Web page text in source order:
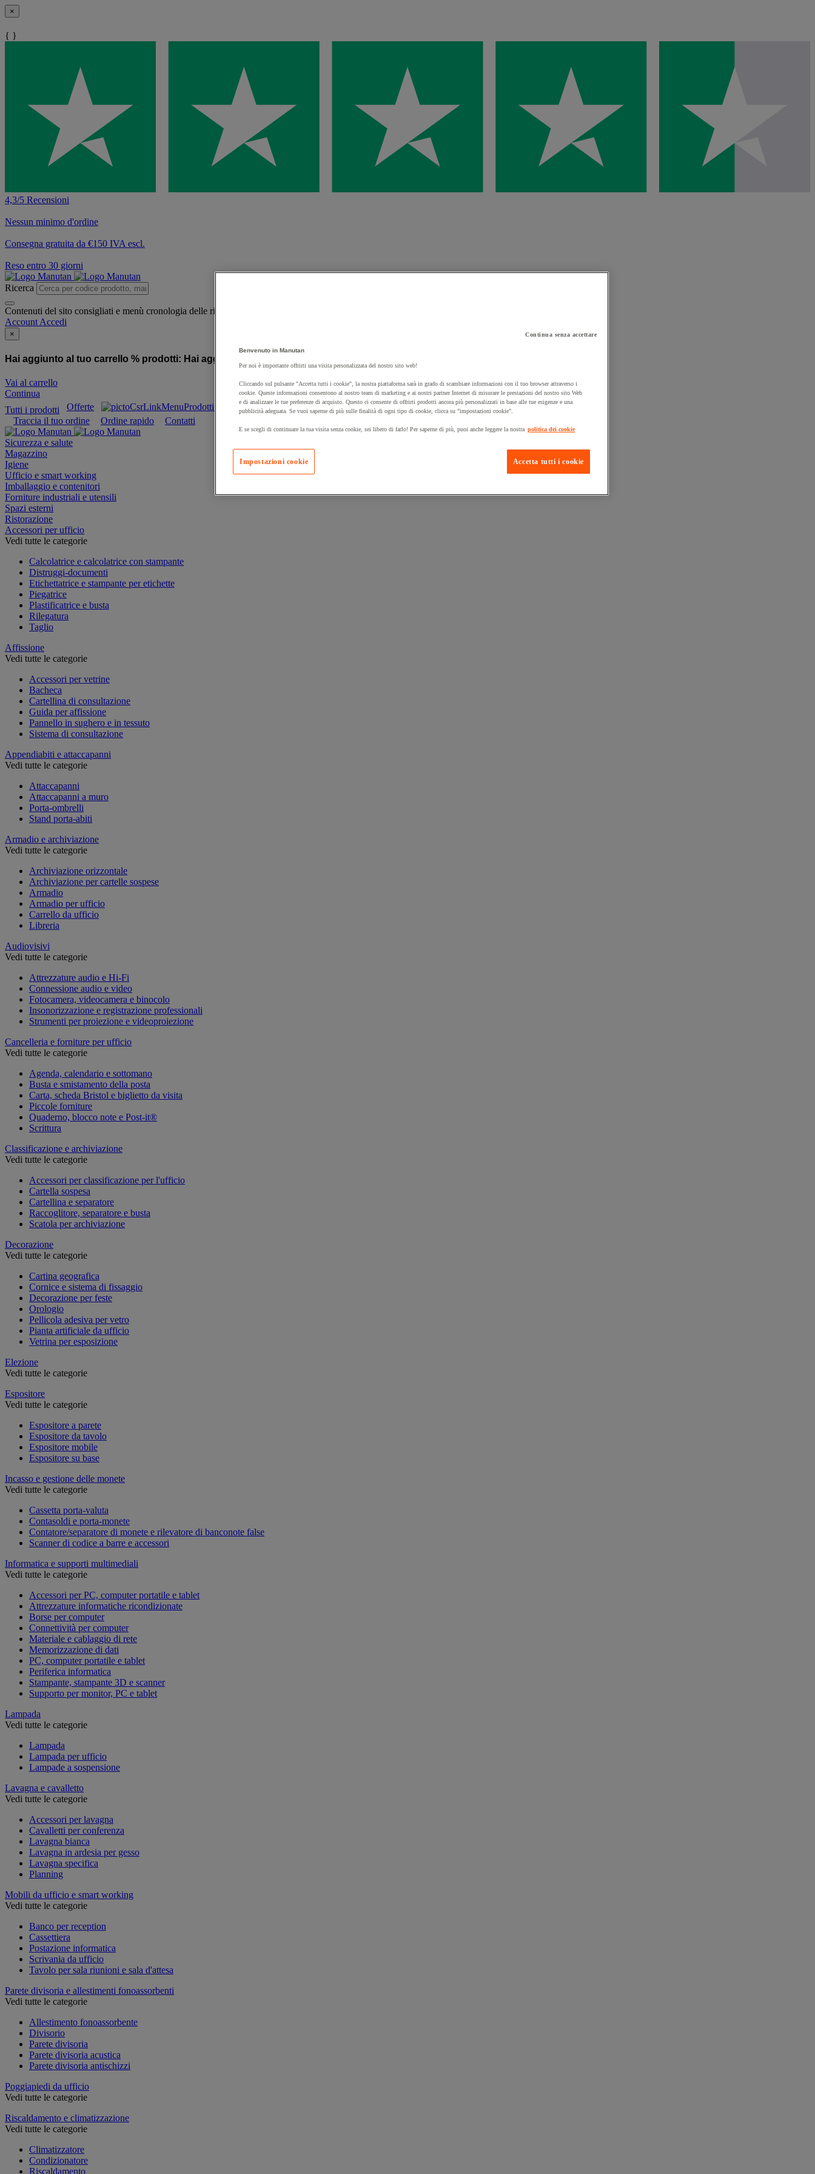
×
{ }
4,3/5 Recensioni
Nessun minimo d'ordine
Consegna gratuita da €150 IVA escl.
Reso entro 30 giorni
Ricerca
Contenuti del sito consigliati e menù cronologia delle ricerche
Account Accedi
×
Hai aggiunto al tuo carrello % prodotti: Hai aggiunto al tuo carrello un prodotto:
Vai al carrello
Continua
Tutti i prodotti
Offerte Prodotti sostenibili Manutan Expert
Prodotti in pronta consegna
Traccia il tuo ordine
Ordine rapido Contatti
Sicurezza e salute
Magazzino
Igiene
Ufficio e smart working
Imballaggio e contenitori
Forniture industriali e utensili
Spazi esterni
Ristorazione
Accessori per ufficio
Vedi tutte le categorie
Calcolatrice e calcolatrice con stampante
Distruggi-documenti
Etichettatrice e stampante per etichette
Piegatrice
Plastificatrice e busta
Rilegatura
Taglio
Affissione
Vedi tutte le categorie
Accessori per vetrine
Bacheca
Cartellina di consultazione
Guida per affissione
Pannello in sughero e in tessuto
Sistema di consultazione
Appendiabiti e attaccapanni
Vedi tutte le categorie
Attaccapanni
Attaccapanni a muro
Porta-ombrelli
Stand porta-abiti
Armadio e archiviazione
Vedi tutte le categorie
Archiviazione orizzontale
Archiviazione per cartelle sospese
Armadio
Armadio per ufficio
Carrello da ufficio
Libreria
Audiovisivi
Vedi tutte le categorie
Attrezzature audio e Hi-Fi
Connessione audio e video
Fotocamera, videocamera e binocolo
Insonorizzazione e registrazione professionali
Strumenti per proiezione e videoproiezione
Cancelleria e forniture per ufficio
Vedi tutte le categorie
Agenda, calendario e sottomano
Busta e smistamento della posta
Carta, scheda Bristol e biglietto da visita
Piccole forniture
Quaderno, blocco note e Post-it®
Scrittura
Classificazione e archiviazione
Vedi tutte le categorie
Accessori per classificazione per l'ufficio
Cartella sospesa
Cartellina e separatore
Raccoglitore, separatore e busta
Scatola per archiviazione
Decorazione
Vedi tutte le categorie
Cartina geografica
Cornice e sistema di fissaggio
Decorazione per feste
Orologio
Pellicola adesiva per vetro
Pianta artificiale da ufficio
Vetrina per esposizione
Elezione
Vedi tutte le categorie
Espositore
Vedi tutte le categorie
Espositore a parete
Espositore da tavolo
Espositore mobile
Espositore su base
Incasso e gestione delle monete
Vedi tutte le categorie
Cassetta porta-valuta
Contasoldi e porta-monete
Contatore/separatore di monete e rilevatore di banconote false
Scanner di codice a barre e accessori
Informatica e supporti multimediali
Vedi tutte le categorie
Accessori per PC, computer portatile e tablet
Attrezzature informatiche ricondizionate
Borse per computer
Connettività per computer
Materiale e cablaggio di rete
Memorizzazione di dati
PC, computer portatile e tablet
Periferica informatica
Stampante, stampante 3D e scanner
Supporto per monitor, PC e tablet
Lampada
Vedi tutte le categorie
Lampada
Lampada per ufficio
Lampade a sospensione
Lavagna e cavalletto
Vedi tutte le categorie
Accessori per lavagna
Cavalletti per conferenza
Lavagna bianca
Lavagna in ardesia per gesso
Lavagna specifica
Planning
Mobili da ufficio e smart working
Vedi tutte le categorie
Banco per reception
Cassettiera
Postazione informatica
Scrivania da ufficio
Tavolo per sala riunioni e sala d'attesa
Parete divisoria e allestimenti fonoassorbenti
Vedi tutte le categorie
Allestimento fonoassorbente
Divisorio
Parete divisoria
Parete divisoria acustica
Parete divisoria antischizzi
Poggiapiedi da ufficio
Vedi tutte le categorie
Riscaldamento e climatizzazione
Vedi tutte le categorie
Climatizzatore
Condizionatore
Riscaldamento
Continua senza accettare
Benvenuto in Manutan
Per noi è importante offrirti una visita personalizzata del nostro sito web!
Cliccando sul pulsante "Accetta tutti i cookie", la nostra piattaforma sarà in grado di scambiare informazioni con il tuo browser attraverso i
cookie. Queste informazioni consentono al nostro team di marketing e ai nostri partner Internet di misurare le prestazioni del nostro sito Web
e di analizzare le tue preferenze di acquisto. Questo ci consente di offrirti prodotti ancora più personalizzati in base alle tue esigenze e una
pubblicità adeguata. Se vuoi saperne di più sulle finalità di ogni tipo di cookie, clicca su "impostazioni cookie".
E se scegli di continuare la tua visita senza cookie, sei libero di farlo! Per saperne di più, puoi anche leggere la nostra politica dei cookie
Accetta tutti i cookie
Impostazioni cookie